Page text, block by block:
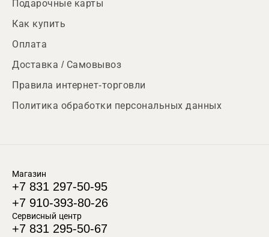
Подарочные карты
Как купить
Оплата
Доставка / Самовывоз
Правила интернет-торговли
Политика обработки персональных данных
Магазин
+7 831 297-50-95
+7 910-393-80-26
Сервисный центр
+7 831 295-50-67